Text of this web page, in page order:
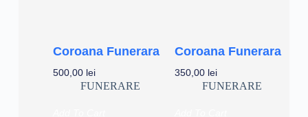
Coroana Funerara
500,00 lei
FUNERARE
Coroana Funerara
350,00 lei
FUNERARE